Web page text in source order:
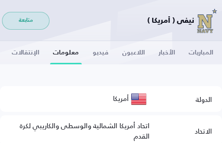
نيفي ( أمريكا ) متابعة
المباريات الأخبار اللاعبون فيديو معلومات الإنتقالات
الدولة أمريكا
الاتحاد اتحاد أمريكا الشمالية والوسطى والكاريبي لكرة
القدم